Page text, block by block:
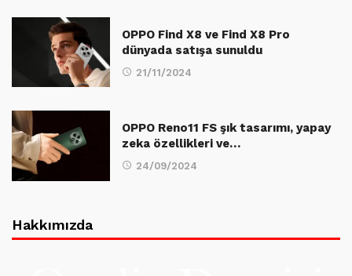
OPPO Find X8 ve Find X8 Pro
dünyada satışa sunuldu
21/11/2024
OPPO Reno11 FS şık tasarımı, yapay
zeka özellikleri ve…
24/09/2024
Hakkımızda